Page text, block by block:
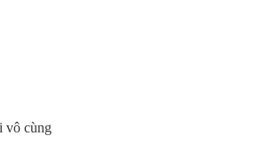
vô cùng